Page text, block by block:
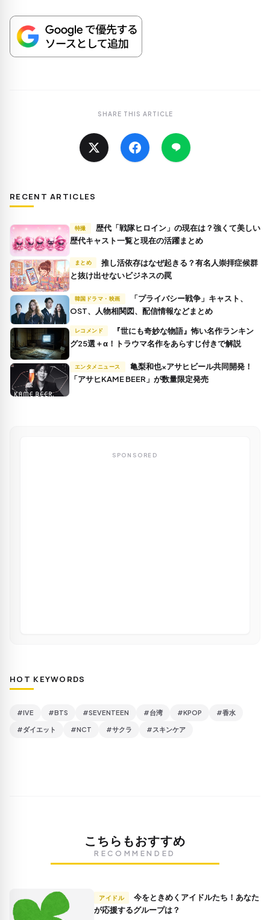
SHARE THIS ARTICLE
RECENT ARTICLES
特撮
歴代キャスト一覧と現在の活躍まとめ
まとめ
推し活依存はなぜ起きる？有名人崇拝症候群
と抜け出せないビジネスの罠
韓国ドラマ・映画
OST、人物相関図、配信情報などまとめ
レコメンド
グ25選＋α！トラウマ名作をあらすじ付きで解説
エンタメニュース
「アサヒKAME BEER」が数量限定発売
SPONSORED
HOT KEYWORDS
#IVE #BTS #SEVENTEEN #台湾 #KPOP #香水
#ダイエット #NCT #サクラ #スキンケア
こちらもおすすめ
RECOMMENDED
アイドル
が応援するグループは？